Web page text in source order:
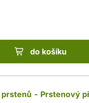
do košíku
prstenů - Prstenový